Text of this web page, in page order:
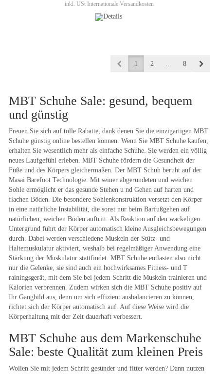
inkl. USt Internationale Versandkosten
1 2 ... 8
MBT Schuhe Sale: gesund, bequem
und günstig
Freuen Sie sich auf tolle Rabatte, dank denen Sie die einzigartigen MBT
Schuhe günstig online bestellen können. Wenn Sie MBT Schuhe kaufen,
erhalten Sie wesentlich mehr als einfache Schuhe. Sie werden ein völlig
neues Laufgefühl erleben. MBT Schuhe fördern die Gesundheit der
Füße und des Körpers gleichermaßen. Der MBT Schuh beruht auf der
Masai Barefoot Technologie. Mit seiner abgerundeten und weichen
Sohle ermöglicht er das gesunde Stehen u nd Gehen auf harten und
flachen Böden. Die besondere Sohlenkonstruktion versetzt den Körper
in eine natürliche Instabilität, die sonst nur beim Barfußgehen auf
natürlichen, weichen Böden auftritt. Als Reaktion auf den wackeligen
Untergrund führt der Körper automatisch kleine Ausgleichsbewegungen
durch. Dabei werden verschiedene Muskeln der Stütz- und
Haltemuskulatur aktiviert, weshalb bei regelmäßiger Anwendung eine
Stärkung der Muskulatur stattfindet. MBT Schuhe entlasten also nicht
nur die Gelenke, sie sind auch ein hochwirksames Fitness- und T
rainingsgerät, mit dem Sie bei jedem Schritt die Muskeln trainieren und
Kalorien verbrennen. Zudem wirken sich die MBT Schuhe positiv auf
Ihr Gangbild aus, denn um sich effizient ausbalancieren zu können,
richtet sich der Körper automatisch auf. Auf diese Weise wird die
Körperhaltung mit der Zeit dauerhaft verbessert.
MBT Schuhe aus dem Markenschuhe
Sale: beste Qualität zum kleinen Preis
Wollen Sie mit jedem Schritt gesünder und fitter werden? Dann nutzen